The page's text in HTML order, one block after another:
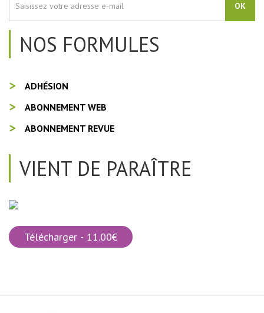
OK
NOS FORMULES
ADHÉSION
ABONNEMENT WEB
ABONNEMENT REVUE
VIENT DE PARAÎTRE
Télécharger - 11.00€